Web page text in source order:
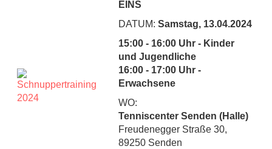
EINS
DATUM: Samstag, 13.04.2024
15:00 - 16:00 Uhr - Kinder
und Jugendliche
16:00 - 17:00 Uhr -
Erwachsene
WO:
Tenniscenter Senden (Halle)
Freudenegger Straße 30,
89250 Senden